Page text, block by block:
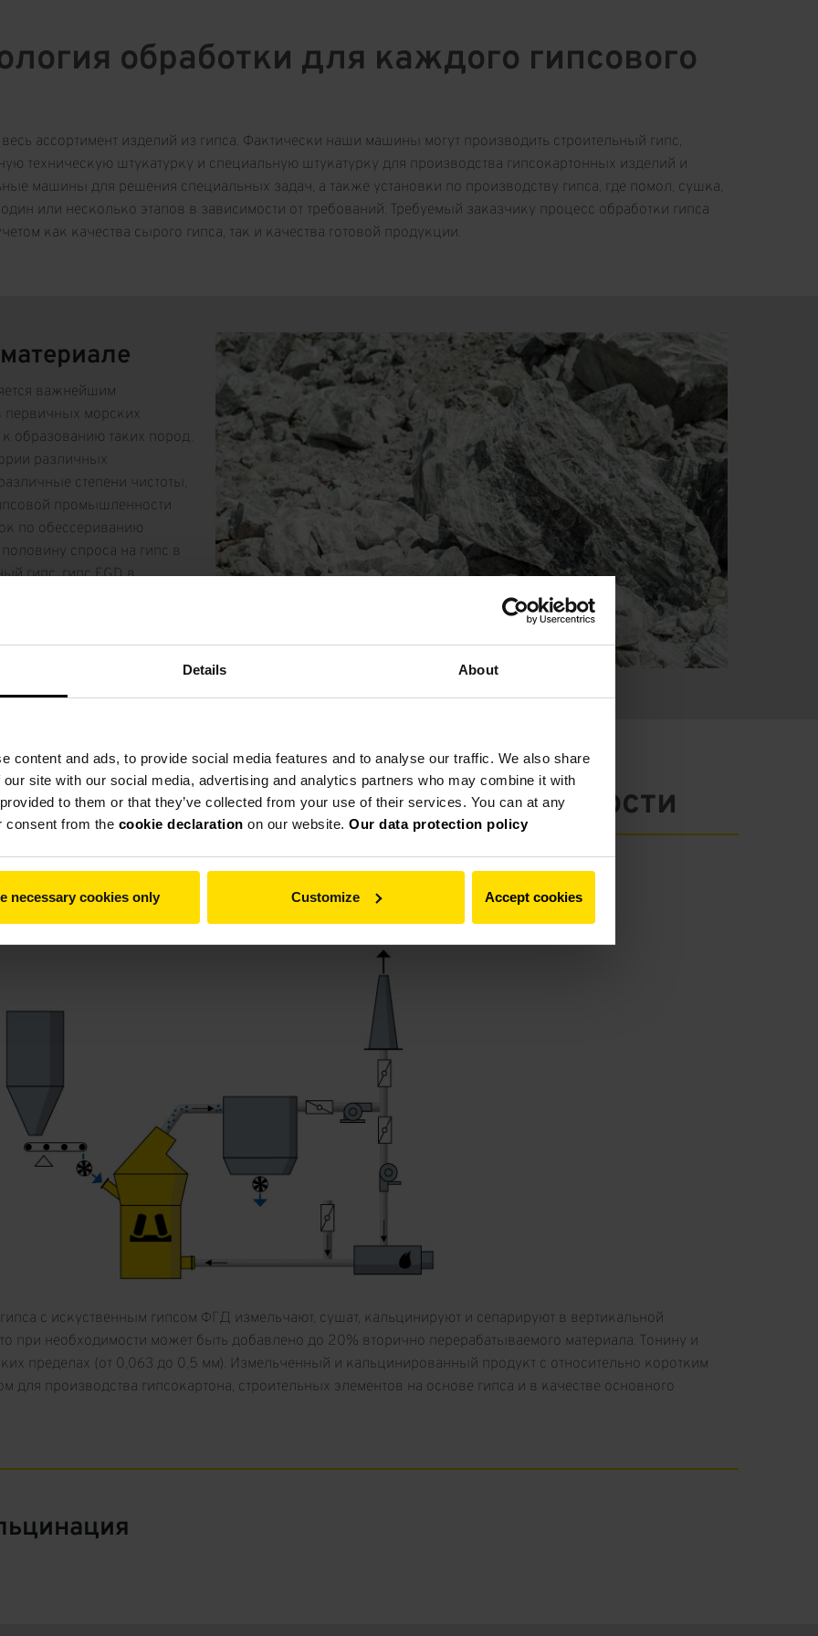
Details About
content and ads, to provide social media features and to analyse our traffic. We also share
site with our social media, advertising and analytics partners who may combine it with
to them or that they’ve collected from your use of their services. You can at any
consent from the cookie declaration on our website. Our data protection policy
necessary cookies only Customize Accept cookies
обработки для каждого гипсового
ассортимент изделий из гипса. Фактически наши машины могут производить строительный гипс,
техническую штукатурку и специальную штукатурку для производства гипсокартонных изделий и
машины для решения специальных задач, а также установки по производству гипса, где помол, сушка,
или несколько этапов в зависимости от требований. Требуемый заказчику процесс обработки гипса
как качества сырого гипса, так и качества готовой продукции.
важнейшим
первичных морских
образованию таких пород.
различных
степени чистоты,
промышленности
по обессериванию
спроса на гипс в
гипс, гипс FGD в
промышленности для
гипс для стен,
для гипсовой промышленности
в мельнице MPS
с искуственным гипсом ФГД измельчают, сушат, кальцинируют и сепарируют в вертикальной
при необходимости может быть добавлено до 20% вторично перерабатываемого материала. Тонину и
пределах (от 0,063 до 0,5 мм). Измельченный и кальцинированный продукт с относительно коротким
производства гипсокартона, строительных элементов на основе гипса и в качестве основного